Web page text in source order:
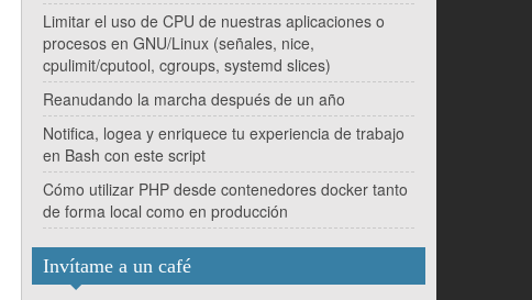
Limitar el uso de CPU de nuestras aplicaciones o
procesos en GNU/Linux (señales, nice,
cpulimit/cputool, cgroups, systemd slices)
Reanudando la marcha después de un año
Notifica, logea y enriquece tu experiencia de trabajo
en Bash con este script
Cómo utilizar PHP desde contenedores docker tanto
de forma local como en producción
Invítame a un café